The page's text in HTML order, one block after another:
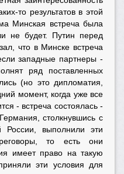
то результатов в этой
Минская встреча была
не будет. Путин перед
что в Минске встреча
западные партнеры -
ряд поставленных
(но это дипломатия,
момент, когда уже все
- встреча состоялась -
столкнувшись с
России, выполнили эти
то есть они
имеет право на такую
эти условия для